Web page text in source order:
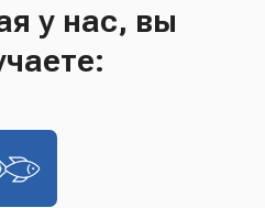
у нас, вы